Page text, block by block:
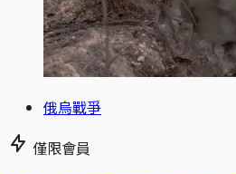
俄烏戰爭
僅限會員